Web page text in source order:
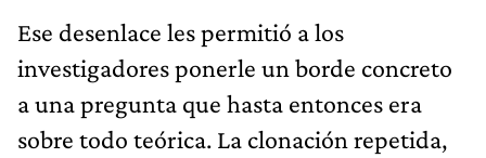
Ese desenlace les permitió a los
investigadores ponerle un borde concreto
a una pregunta que hasta entonces era
sobre todo teórica. La clonación repetida,